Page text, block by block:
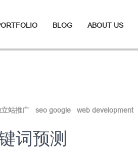
BLOG ABOUT US
站推广 seo google
web development
词预测